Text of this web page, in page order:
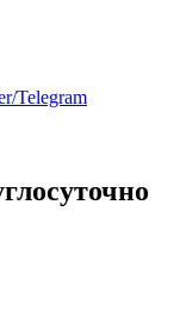
Telegram